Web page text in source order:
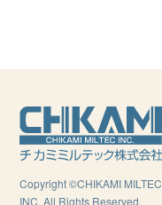
Copyright ©CHIKAMI MILTEC
INC. All Rights Reserved.